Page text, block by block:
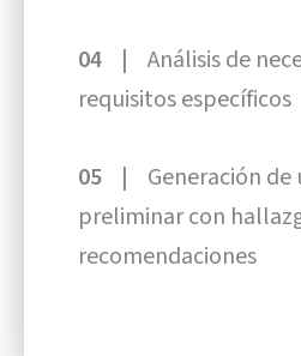
04 |
Análisis de
requisitos específicos
05 |
Generación
preliminar con
recomendaciones